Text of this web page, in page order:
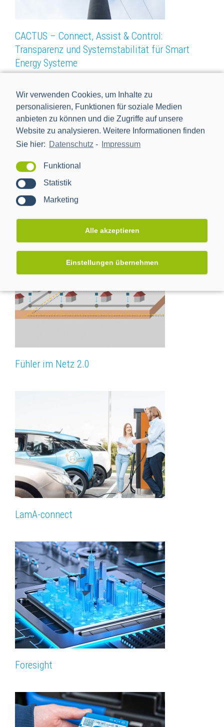
Wir verwenden Cookies, um Inhalte zu
personalisieren, Funktionen für soziale Medien
anbieten zu können und die Zugriffe auf unsere
Website zu analysieren. Weitere Informationen finden
Sie hier: Datenschutz - Impressum
Funktional
Statistik
Marketing
Alle akzeptieren
Einstellungen übernehmen
CACTUS – Connect, Assist & Control:
Transparenz und Systemstabilität für Smart
Energy Systeme
Fühler im Netz 2.0
LamA-connect
Foresight